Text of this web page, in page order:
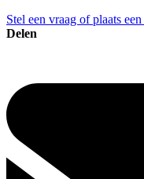
Stel een vraag of plaats
Delen